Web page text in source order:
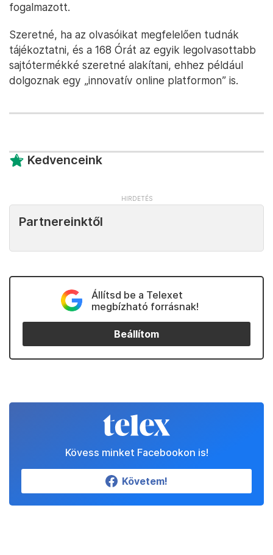
fogalmazott.
Szeretné, ha az olvasóikat megfelelően tudnák
tájékoztatni, és a 168 Órát az egyik legolvasottabb
sajtótermékké szeretné alakítani, ehhez például
dolgoznak egy „innovatív online platformon” is.
Kedvenceink
Partnereinktől
Állítsd be a Telexet
megbízható forrásnak!
Beállítom
Kövess minket Facebookon is!
Követem!